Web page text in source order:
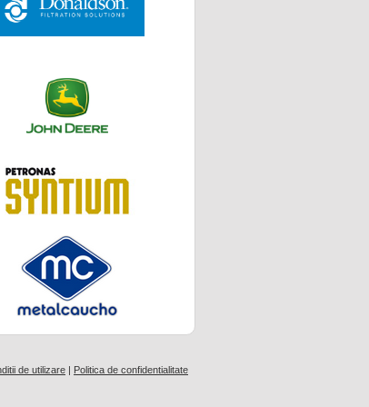
de utilizare Politica de confidentialitate